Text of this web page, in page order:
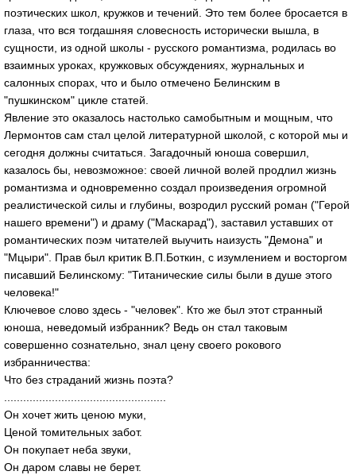
поэтических школ, кружков и течений. Это тем более бросается в
глаза, что вся тогдашняя словесность исторически вышла, в
сущности, из одной школы - русского романтизма, родилась во
взаимных уроках, кружковых обсуждениях, журнальных и
салонных спорах, что и было отмечено Белинским в
"пушкинском" цикле статей.
Явление это оказалось настолько самобытным и мощным, что
Лермонтов сам стал целой литературной школой, с которой мы и
сегодня должны считаться. Загадочный юноша совершил,
казалось бы, невозможное: своей личной волей продлил жизнь
романтизма и одновременно создал произведения огромной
реалистической силы и глубины, возродил русский роман ("Герой
нашего времени") и драму ("Маскарад"), заставил уставших от
романтических поэм читателей выучить наизусть "Демона" и
"Мцыри". Прав был критик В.П.Боткин, с изумлением и восторгом
писавший Белинскому: "Титанические силы были в душе этого
человека!"
Ключевое слово здесь - "человек". Кто же был этот странный
юноша, неведомый избранник? Ведь он стал таковым
совершенно сознательно, знал цену своего рокового
избранничества:
Что без страданий жизнь поэта?
...................................................
Он хочет жить ценою муки,
Ценой томительных забот.
Он покупает неба звуки,
Он даром славы не берет.